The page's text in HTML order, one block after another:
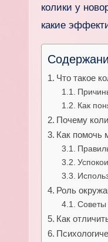
колики у
какие
Что такое
Как
Почему
Как помочь
Роль
Советы
Как